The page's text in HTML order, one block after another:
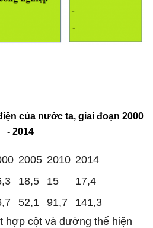
của nước ta, giai đoạn 2000
- 2014
2005 2010 2014
18,5 15
17,4
52,1 91,7
141,3
hợp cột và đường thể hiện